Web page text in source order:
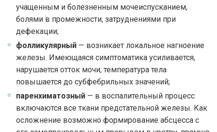
учащенным и болезненным мочеиспусканием,
болями в промежности, затруднениями при
дефекации;
фолликулярный — возникает локальное нагноение
железы. Имеющаяся симптоматика усиливается,
нарушается отток мочи, температура тела
повышается до субфебрильных значений;
паренхиматозный — в воспалительный процесс
включаются все ткани предстательной железы. Как
осложнение возможно формирование абсцесса с